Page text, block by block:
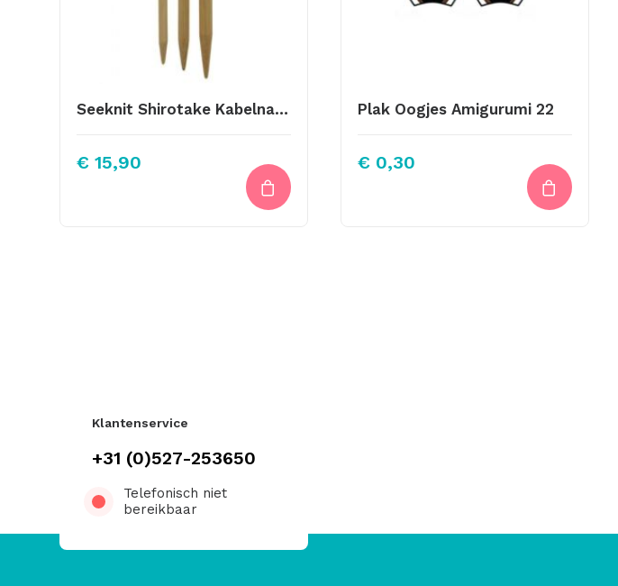
Seeknit Shirotake Kabelnaalden Met Groeven – 3St
€ 15,90
Plak Oogjes Amigurumi 22
€ 0,30
Klantenservice
+31 (0)527-253650
Telefonisch niet
bereikbaar